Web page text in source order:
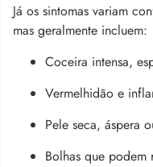
Já os sintomas variam
mas geralmente incluem:
Coceira intensa,
Vermelhidão e
Pele seca, áspera
Bolhas que podem